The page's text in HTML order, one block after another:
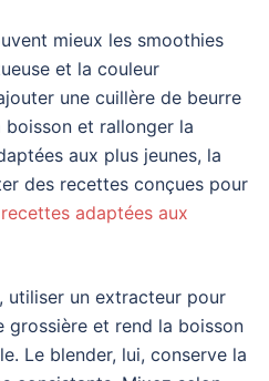
mieux les smoothies
et la couleur
une cuillère de beurre
boisson et rallonger la
aux plus jeunes, la
des recettes conçues pour
recettes adaptées aux
utiliser un extracteur pour
et rend la boisson
Le blender, lui, conserve la